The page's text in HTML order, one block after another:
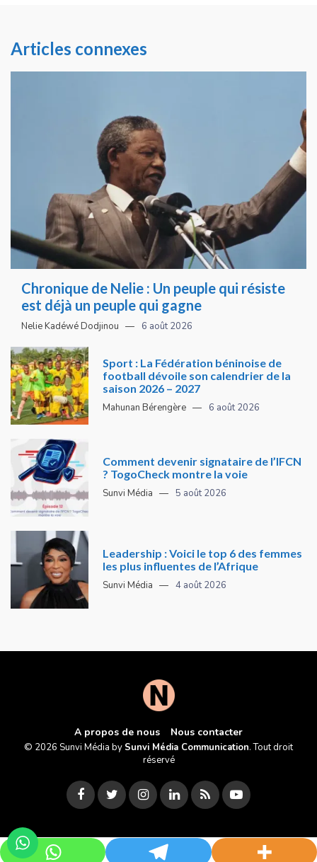
Articles connexes
Chronique de Nelie : Un peuple qui résiste
est déjà un peuple qui gagne
Nelie Kadéwé Dodjinou 6 août 2026
Sport : La Fédération béninoise de
football dévoile son calendrier de la
saison 2026 – 2027
Mahunan Bérengère 6 août 2026
Comment devenir signataire de l’IFCN
? TogoCheck montre la voie
Sunvi Média 5 août 2026
Leadership : Voici le top 6 des femmes
les plus influentes de l’Afrique
Sunvi Média 4 août 2026
A propos de nous Nous contacter
© 2026 Sunvi Média by Sunvi Média Communication. Tout droit
réservé